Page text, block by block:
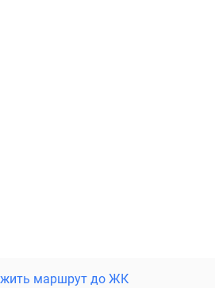
маршрут до ЖК